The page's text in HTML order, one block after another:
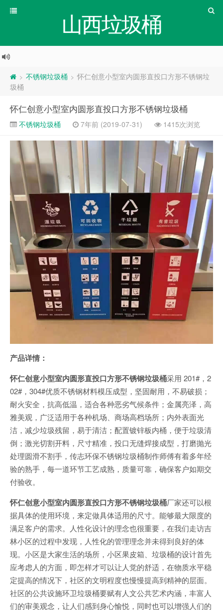
山西垃圾桶
> 不锈钢垃圾桶 > 怀仁创意小型室内圆形直投口方形不锈钢垃
圾桶
怀仁创意小型室内圆形直投口方形不锈钢垃圾桶
不锈钢垃圾桶 7年前 (2019-07-31) 1415次浏览
产品详情：
怀仁创意小型室内圆形直投口方形不锈钢垃圾桶采用 201#，2
02#，304#优质不锈钢材料模压成型，坚固耐用，不易破损；
耐火安全，抗高低温，适合各种恶劣气候条件；金属亮泽，高
雅美观，广泛适用于各种机场、商场高档场所；内外表面光
洁，减少垃圾残留，易于清洁；配置镀锌板内桶，便于垃圾清
倒；激光切割开料，尺寸精准，投口无缝焊接成型，打磨抛光
处理圆滑不割手，传志环保不锈钢垃圾桶制作师傅有着多年经
验的熟手，每一道环节工艺成熟，质量可靠，确保客户如期交
付验收。
怀仁创意小型室内圆形直投口方形不锈钢垃圾桶厂家还可以根
据具体的使用环境，来定做具体适用的尺寸。能够最大限度的
满足客户的需求。人性化设计的理念也很重要，在我们走访吉
林小区的过程中发现，人性化的管理理念并未得到良好的体
现。小区是大家生活的场所，小区果皮箱、垃圾桶的设计首先
应考虑人的方面，即怎样才可以让人觉的舒适，在物质水平稳
定提高的情况下，社区的文明程度也慢慢提高到精神的层面。
社区的公共设施环卫垃圾桶要赋有人文公共艺术内涵，丰富人
们的审美观念，让人们感到身心愉悦，同时也可以增强人们的